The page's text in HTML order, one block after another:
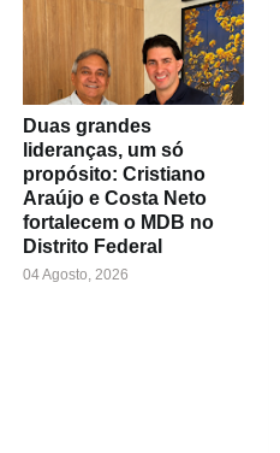
Duas grandes
lideranças, um só
propósito: Cristiano
Araújo e Costa Neto
fortalecem o MDB no
Distrito Federal
04 Agosto, 2026